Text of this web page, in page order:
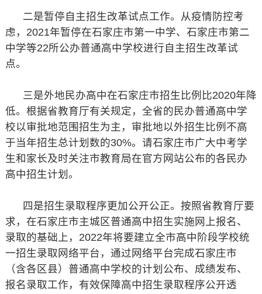
二是暂停自主招生改革试点工作。从疫情防控考
虑，2021年暂停在石家庄市第一中学、石家庄市第二
中学等22所公办普通高中学校进行自主招生改革试
点。
三是外地民办高中在石家庄市招生比例比2020年降
低。根据省教育厅有关规定，全省的民办普通高中学
校以审批地范围招生为主，审批地以外招生比例不高
于当年招生总计划数的30%。请石家庄市广大中考学
生和家长及时关注市教育局在官方网站公布的各民办
高中招生计划。
四是招生录取程序更加公开公正。按照省教育厅要
求，在石家庄市主城区普通高中招生实施网上报名、
录取的基础上，2022年将要建立全市高中阶段学校统
一招生录取网络平台，通过网络平台完成石家庄市
（含各区县）普通高中学校的计划公布、成绩发布、
报名录取工作，有效保障高中招生录取程序公开透